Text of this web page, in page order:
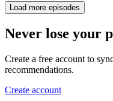
Load more episodes
Never lose your
Create a free account to
recommendations.
Create account